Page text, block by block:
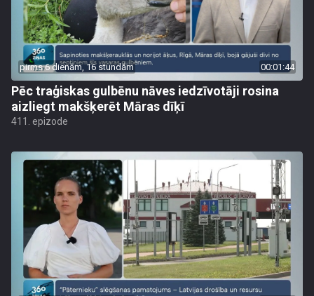
pirms 6 dienām, 16 stundām 00:01:44
Pēc traģiskas gulbēnu nāves iedzīvotāji rosina
aizliegt makšķerēt Māras dīķī
411. epizode